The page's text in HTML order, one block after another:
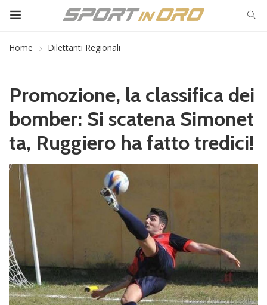
Home Dilettanti Regionali
Promozione, la classifica dei
bomber: Si scatena Simonet
ta, Ruggiero ha fatto tredici!